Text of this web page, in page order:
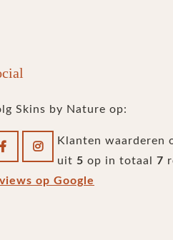
Skins by Nature op:
Klanten waarderen
uit 5 op in totaal 7
op Google